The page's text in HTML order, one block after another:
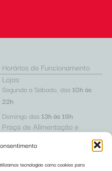
tecnologias como cookies para
Horários de Funcionamento
Lojas
Segunda a Sábado, das 10h às
22h
Domingo das 13h às 19h
Praça de Alimentação e
Cafeterias
Segunda a Sábado, das